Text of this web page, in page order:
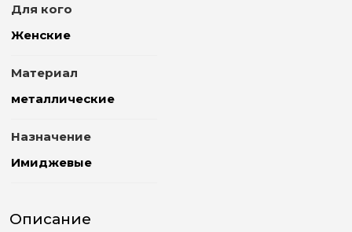
Для кого
Женские
Материал
металлические
Назначение
Имиджевые
Описание